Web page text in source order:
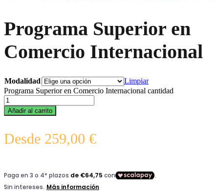
Programa Superior en
Comercio Internacional
Modalidad
Limpiar
Programa Superior en Comercio Internacional cantidad
Añadir al carrito
Desde 259,00 €